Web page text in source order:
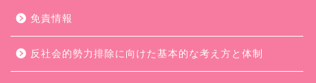
免責情報
反社会的勢力排除に向けた基本的な考え方と体制